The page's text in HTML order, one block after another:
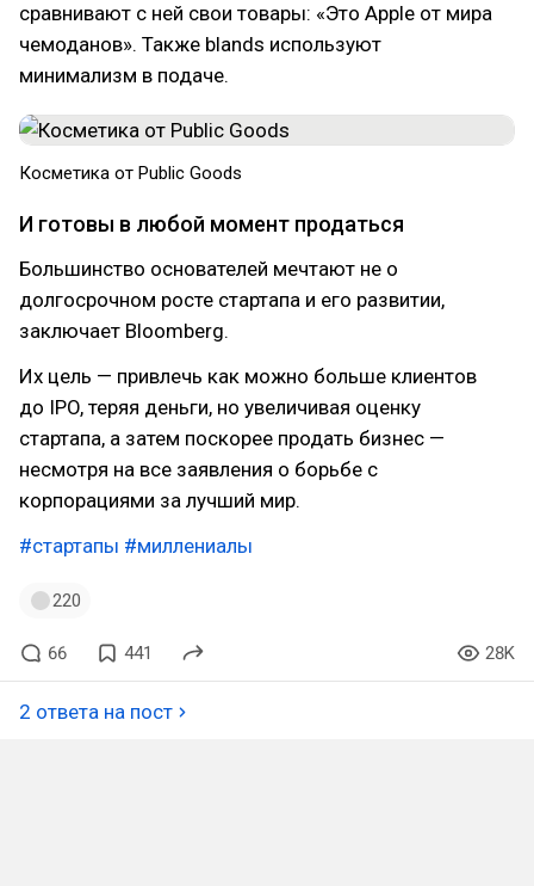
сравнивают с ней свои товары: «Это Apple от мира
чемоданов». Также blands используют
минимализм в подаче.
Косметика от Public Goods
И готовы в любой момент продаться
Большинство основателей мечтают не о
долгосрочном росте стартапа и его развитии,
заключает Bloomberg.
Их цель — привлечь как можно больше клиентов
до IPO, теряя деньги, но увеличивая оценку
стартапа, а затем поскорее продать бизнес —
несмотря на все заявления о борьбе с
корпорациями за лучший мир.
#стартапы #миллениалы
220
66 441 28K
2 ответа на пост